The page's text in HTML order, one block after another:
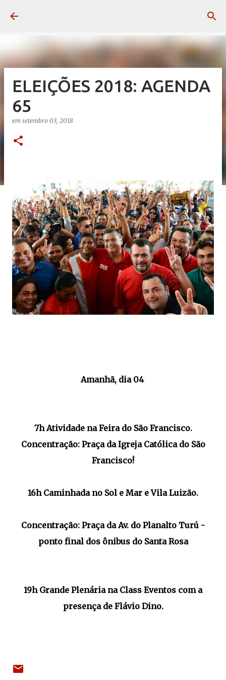
ELEIÇÕES 2018: AGENDA
65
em setembro 03, 2018
Amanhã, dia 04
7h Atividade na Feira do São Francisco.
Concentração: Praça da Igreja Católica do São
Francisco!
16h Caminhada no Sol e Mar e Vila Luizão.
Concentração: Praça da Av. do Planalto Turú -
ponto final dos ônibus do Santa Rosa
19h Grande Plenária na Class Eventos com a
presença de Flávio Dino.